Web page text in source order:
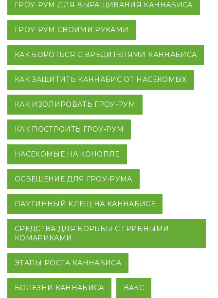
ГРОУ-РУМ ДЛЯ ВЫРАЩИВАНИЯ КАННАБИСА
ГРОУ-РУМ СВОИМИ РУКАМИ
КАК БОРОТЬСЯ С ВРЕДИТЕЛЯМИ КАННАБИСА
КАК ЗАЩИТИТЬ КАННАБИС ОТ НАСЕКОМЫХ
КАК ИЗОЛИРОВАТЬ ГРОУ-РУМ
КАК ПОСТРОИТЬ ГРОУ-РУМ
НАСЕКОМЫЕ НА КОНОПЛЕ
ОСВЕЩЕНИЕ ДЛЯ ГРОУ-РУМА
ПАУТИННЫЙ КЛЕЩ НА КАННАБИСЕ
СРЕДСТВА ДЛЯ БОРЬБЫ С ГРИБНЫМИ
КОМАРИКАМИ
ЭТАПЫ РОСТА КАННАБИСА
БОЛЕЗНИ КАННАБИСА ВАКС